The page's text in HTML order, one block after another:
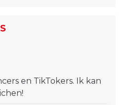
en TikTokers. Ik kan